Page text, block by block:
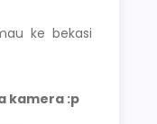
ke bekasi
kamera :p